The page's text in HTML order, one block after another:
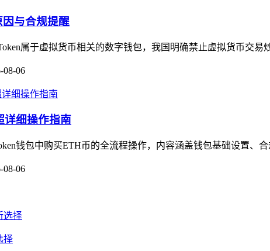
与合规提醒
属于虚拟货币相关的数字钱包，我国明确禁止虚拟货币交易
08-06
详细操作指南
钱包中购买ETH币的全流程操作，内容涵盖钱包基础设置、
08-06
择